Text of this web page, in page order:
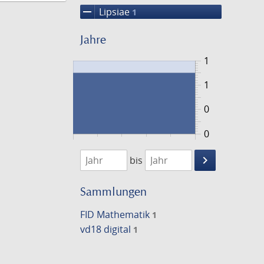
remove Lipsiae 1
Jahre
0
1
0
1
1701
1702
bis
keyboard_arrow_right
Suche
Sammlungen
FID Mathematik 1
vd18 digital 1